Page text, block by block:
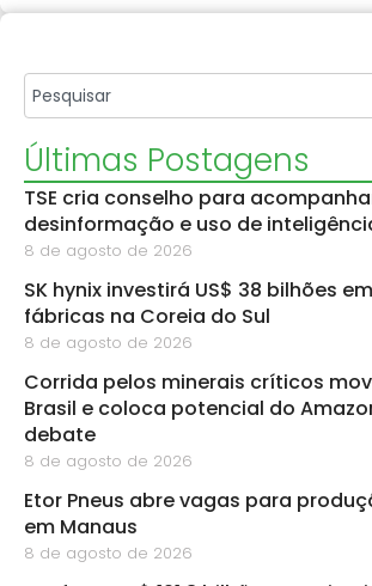
Últimas Postagens
TSE cria conselho para
desinformação e uso de
8 de agosto de 2026
SK hynix investirá US$ 38 bilhões
fábricas na Coreia do Sul
8 de agosto de 2026
Corrida pelos minerais críticos
Brasil e coloca potencial do
debate
8 de agosto de 2026
Etor Pneus abre vagas para
em Manaus
8 de agosto de 2026